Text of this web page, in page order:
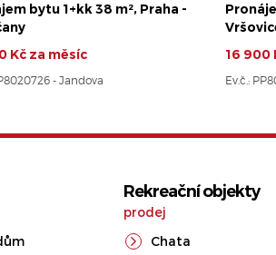
bytu 1+kk 38 m², Praha -
Kč za měsíc
- Jandova
16 900
Ev.č.:
Rekreační objekty
prodej
Chata